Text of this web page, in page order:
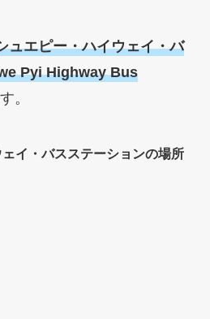
ュエピー・ハイウェイ・バ
Pyi Highway Bus
。
イ・バスステーションの場所